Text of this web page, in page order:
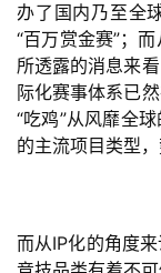
游
戏
业
界
手
戏
办了国内乃至全
“百万赏金赛”；
所透露的消息来
际化赛事体系已
“吃鸡”从风靡全
的主流项目类型
而从IP化的角度